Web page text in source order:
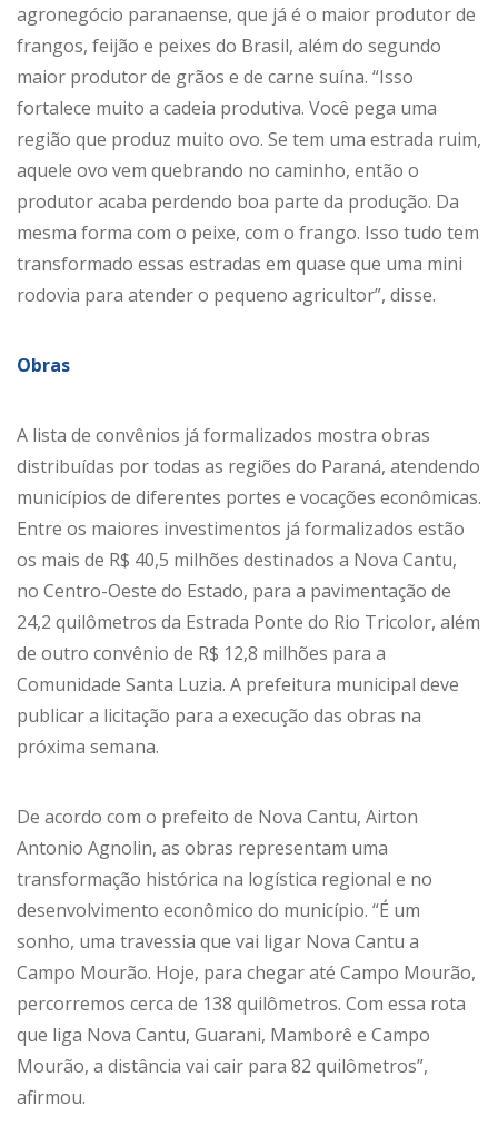
agronegócio paranaense, que já é o maior produtor de
frangos, feijão e peixes do Brasil, além do segundo
maior produtor de grãos e de carne suína. “Isso
fortalece muito a cadeia produtiva. Você pega uma
região que produz muito ovo. Se tem uma estrada ruim,
aquele ovo vem quebrando no caminho, então o
produtor acaba perdendo boa parte da produção. Da
mesma forma com o peixe, com o frango. Isso tudo tem
transformado essas estradas em quase que uma mini
rodovia para atender o pequeno agricultor”, disse.
Obras
A lista de convênios já formalizados mostra obras
distribuídas por todas as regiões do Paraná, atendendo
municípios de diferentes portes e vocações econômicas.
Entre os maiores investimentos já formalizados estão
os mais de R$ 40,5 milhões destinados a Nova Cantu,
no Centro-Oeste do Estado, para a pavimentação de
24,2 quilômetros da Estrada Ponte do Rio Tricolor, além
de outro convênio de R$ 12,8 milhões para a
Comunidade Santa Luzia. A prefeitura municipal deve
publicar a licitação para a execução das obras na
próxima semana.
De acordo com o prefeito de Nova Cantu, Airton
Antonio Agnolin, as obras representam uma
transformação histórica na logística regional e no
desenvolvimento econômico do município. “É um
sonho, uma travessia que vai ligar Nova Cantu a
Campo Mourão. Hoje, para chegar até Campo Mourão,
percorremos cerca de 138 quilômetros. Com essa rota
que liga Nova Cantu, Guarani, Mamborê e Campo
Mourão, a distância vai cair para 82 quilômetros”,
afirmou.